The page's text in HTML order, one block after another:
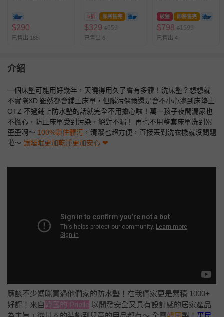
$290
已售出 185
5折 即將售完
$329 $659
已售出 6
入 (70*120cm)
破盤 即將售完
$798 $1599
已售出 4
介紹
一個床墊可能用好幾年，天曉得用久了會有多髒！洗床墊？想想就
不實際XD 雖然都會鋪上床單，但髒污偶爾還是會不小心滲到床墊上
OTZ 不過鋪上防水墊的話就完全不用擔心啦！萬一孩子夜間漏尿也
不擔心，防止床單受到污染，絕對不漏！ 再也不用整套床單洗到累
歪歪啊～ 100%鎖住髒污 ，清潔也超方便，直接丟到洗衣機就沒問題
啦～ 讓睡眠更加乾淨更加安心 ❤
應該不少媽咪買過他們家的防水墊！在我們家更是累積 1000+
好評！來自韓國的 Prielle 以開發安全又具有設計感的居家產品